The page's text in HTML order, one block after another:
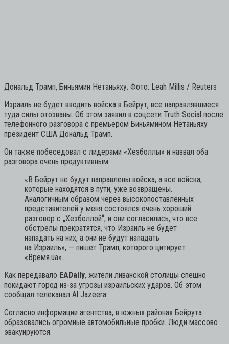
Дональд Трамп, Биньямин Нетаньяху. Фото: Leah Millis / Reuters
Израиль не будет вводить войска в Бейрут, все направлявшиеся
туда силы отозваны. Об этом заявил в соцсети Truth Social после
телефонного разговора с премьером Биньямином Нетаньяху
президент США Дональд Трамп.
Он также побеседовал с лидерами «Хезболлы» и назвал оба
разговора очень продуктивным.
«В Бейрут не будут направлены войска, а все войска,
которые находятся в пути, уже возвращены.
Аналогичным образом через высокопоставленных
представителей у меня состоялся очень хороший
разговор с „Хезболлой“, и они согласились, что все
обстрелы прекратятся, что Израиль не будет
нападать на них, а они не будут нападать
на Израиль», — пишет Трамп, которого цитирует
«Время.ua».
Как передавало EADaily, жители ливанской столицы спешно
покидают город из-за угрозы израильских ударов. Об этом
сообщал телеканал Al Jazeera.
Согласно информации агентства, в южных районах Бейрута
образовались огромные автомобильные пробки. Люди массово
эвакуируются.